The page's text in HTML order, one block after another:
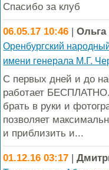
Спасибо за клуб
06.05.17 10:46 |Ольга
Оренбургский
имени генерала М.Г.
С первых дней и до
работает
брать в руки и
позволяет
и приблизить и...
01.12.16 03:17 |